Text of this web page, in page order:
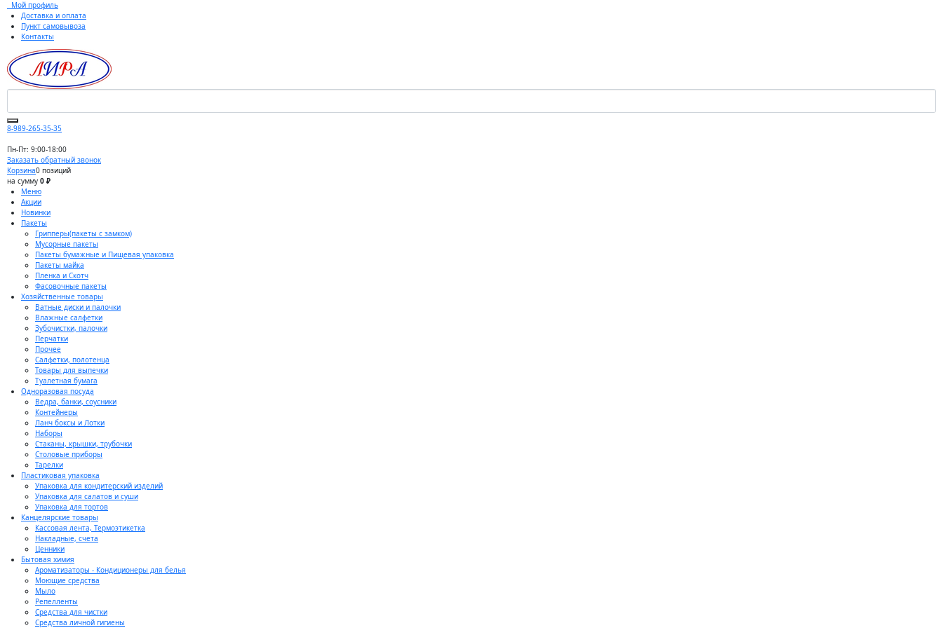
Мой профиль
Доставка и оплата
Пункт самовывоза
Контакты
8-989-265-35-35
Пн-Пт: 9:00-18:00
Заказать обратный звонок
Корзина0 позиций
на сумму 0 ₽
Меню
Акции
Новинки
Пакеты
Грипперы(пакеты с замком)
Мусорные пакеты
Пакеты бумажные и Пищевая упаковка
Пакеты майка
Пленка и Скотч
Фасовочные пакеты
Хозяйственные товары
Ватные диски и палочки
Влажные салфетки
Зубочистки, палочки
Перчатки
Прочее
Салфетки, полотенца
Товары для выпечки
Туалетная бумага
Одноразовая посуда
Ведра, банки, соусники
Контейнеры
Ланч боксы и Лотки
Наборы
Стаканы, крышки, трубочки
Столовые приборы
Тарелки
Пластиковая упаковка
Упаковка для кондитерский изделий
Упаковка для салатов и суши
Упаковка для тортов
Канцелярские товары
Кассовая лента, Термоэтикетка
Накладные, счета
Ценники
Бытовая химия
Ароматизаторы - Кондиционеры для белья
Моющие средства
Мыло
Репелленты
Средства для чистки
Средства личной гигиены